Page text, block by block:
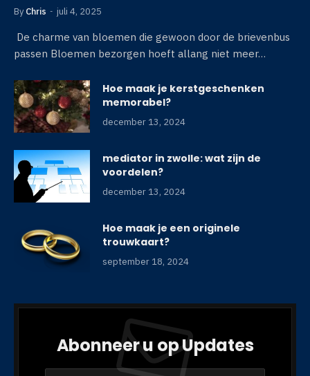
By Chris juli 4, 2025
De charme van bloemen die gewoon door de brievenbus
passen Bloemen bezorgen hoeft allang niet meer…
Hoe maak je kerstgeschenken
memorabel?
december 13, 2024
mediator in zwolle: wat zijn de
voordelen?
december 13, 2024
Hoe maak je een originele
trouwkaart?
september 18, 2024
Abonneer u op Updates